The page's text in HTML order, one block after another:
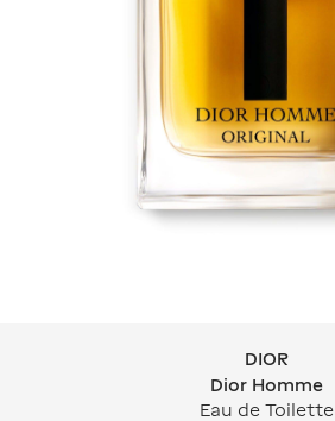
DIOR Dior Homme
DIOR
Dior Homme
Eau de Toilette